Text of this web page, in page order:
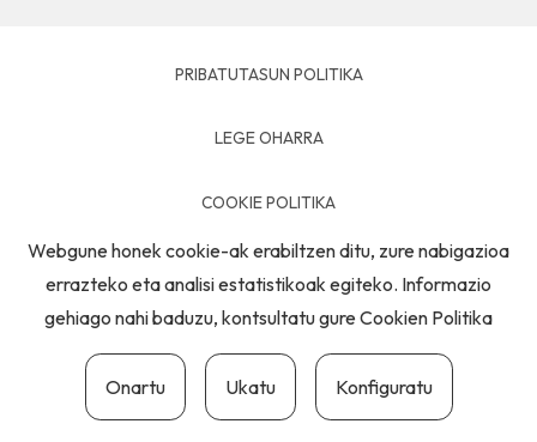
PRIBATUTASUN POLITIKA
LEGE OHARRA
COOKIE POLITIKA
Webgune honek cookie-ak erabiltzen ditu, zure nabigazioa
errazteko eta analisi estatistikoak egiteko. Informazio
gehiago nahi baduzu, kontsultatu gureCookien Politika
Onartu Ukatu Konfiguratu